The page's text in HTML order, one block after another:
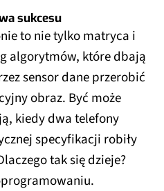
sukcesu
to nie tylko matryca i
algorytmów, które dbają
sensor dane przerobić
obraz. Być może
kiedy dwa telefony
specyfikacji robiły
tak się dzieje?